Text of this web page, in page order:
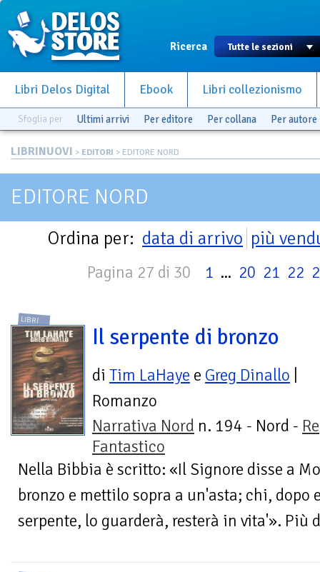
Ricerca
Libri Delos Digital Ebook Libri collezionismo
Sfoglia per Ultimi arrivi Per editore Per collana Per autore
LIBRINUOVI > EDITORI > EDITORE NORD
EDITORE NORD
Ordina per: data di arrivo più
Pagina 27 di 30 1 ... 20 21 22
LIBRI
Il serpente di bronzo
di Tim LaHaye e Greg Dinallo
Romanzo
Narrativa Nord n. 194 - Nord -
Fantastico
Nella Bibbia è scritto: «Il Signore disse a
bronzo e mettilo sopra a un'asta; chi, dopo
serpente, lo guarderà, resterà in vita'». Più